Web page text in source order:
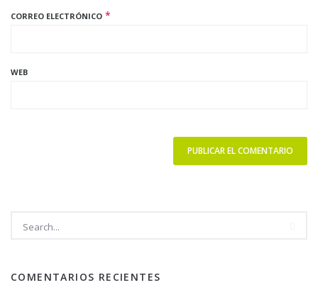
CORREO ELECTRÓNICO *
WEB
COMENTARIOS RECIENTES